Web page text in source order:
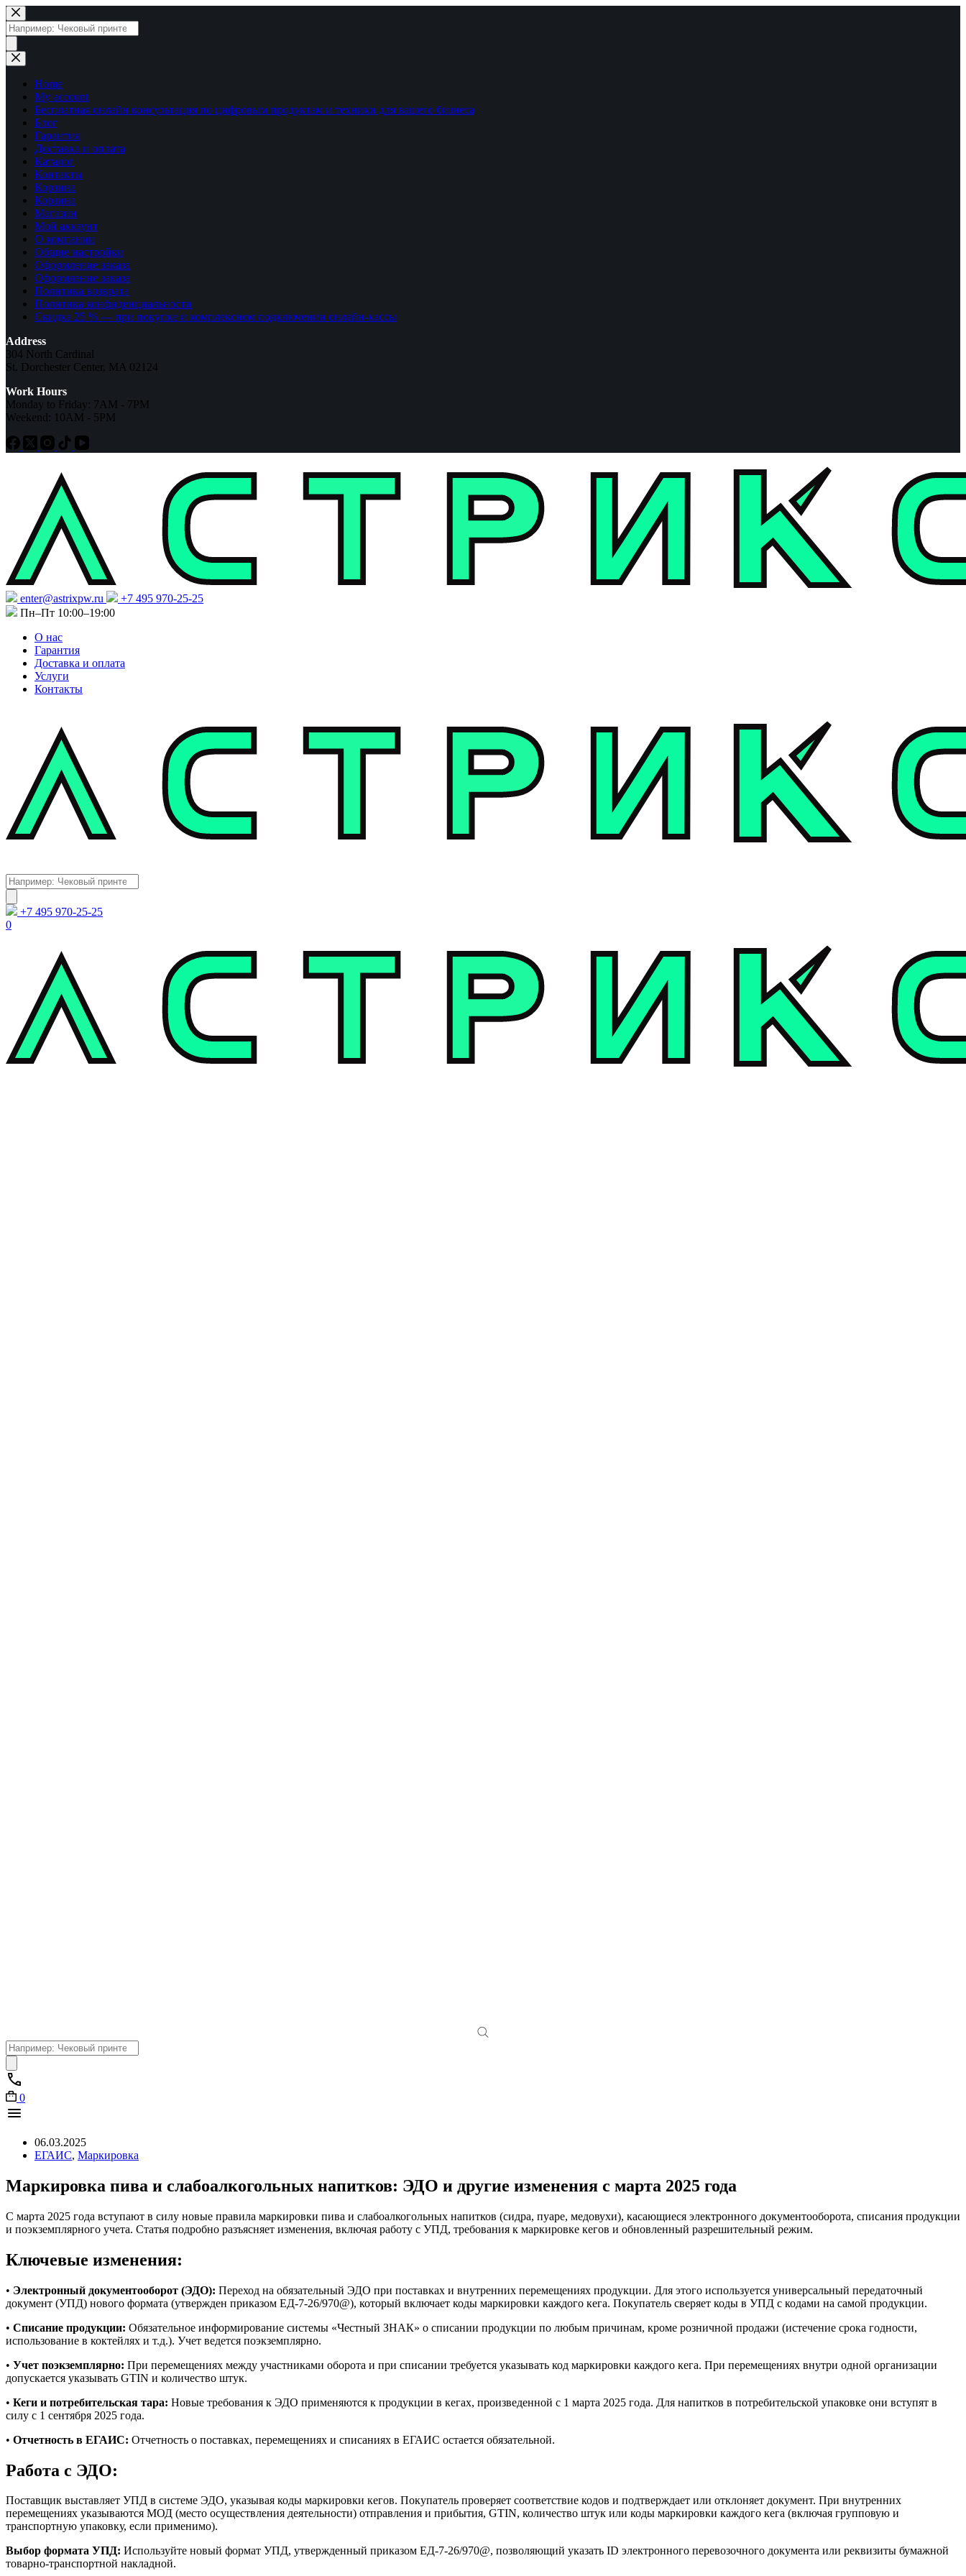
Перейти
к
сути
Поиск
товаров
Home
My account
Бесплатная онлайн консультация по цифровым продуктам и техники для вашего бизнеса
Блог
Гарантия
Доставка и оплата
Каталог
Контакты
Корзина
Корзина
Магазин
Мой аккаунт
О компании
Общие настройки
Оформление заказа
Оформление заказа
Политика возврата
Политика конфиденциальности
Скидка 25 % — при покупке и комплексном подключении онлайн-кассы
Address
304 North Cardinal
St. Dorchester Center, MA 02124
Work Hours
Monday to Friday: 7AM - 7PM
Weekend: 10AM - 5PM
enter@astrixpw.ru
+7 495 970-25-25
Пн–Пт 10:00–19:00
О нас
Гарантия
Доставка и оплата
Услуги
Контакты
Поиск
товаров
+7 495 970-25-25
0
Поиск
товаров
0
06.03.2025
ЕГАИС, Маркировка
Маркировка пива и слабоалкогольных напитков: ЭДО и другие изменения с марта 2025 года
С марта 2025 года вступают в силу новые правила маркировки пива и слабоалкогольных напитков (сидра, пуаре, медовухи), касающиеся электронного документооборота, списания продукции
и поэкземплярного учета. Статья подробно разъясняет изменения, включая работу с УПД, требования к маркировке кегов и обновленный разрешительный режим.
Ключевые изменения:
• Электронный документооборот (ЭДО): Переход на обязательный ЭДО при поставках и внутренних перемещениях продукции. Для этого используется универсальный передаточный
документ (УПД) нового формата (утвержден приказом ЕД-7-26/970@), который включает коды маркировки каждого кега. Покупатель сверяет коды в УПД с кодами на самой продукции.
• Списание продукции: Обязательное информирование системы «Честный ЗНАК» о списании продукции по любым причинам, кроме розничной продажи (истечение срока годности,
использование в коктейлях и т.д.). Учет ведется поэкземплярно.
• Учет поэкземплярно: При перемещениях между участниками оборота и при списании требуется указывать код маркировки каждого кега. При перемещениях внутри одной организации
допускается указывать GTIN и количество штук.
• Кеги и потребительская тара: Новые требования к ЭДО применяются к продукции в кегах, произведенной с 1 марта 2025 года. Для напитков в потребительской упаковке они вступят в
силу с 1 сентября 2025 года.
• Отчетность в ЕГАИС: Отчетность о поставках, перемещениях и списаниях в ЕГАИС остается обязательной.
Работа с ЭДО:
Поставщик выставляет УПД в системе ЭДО, указывая коды маркировки кегов. Покупатель проверяет соответствие кодов и подтверждает или отклоняет документ. При внутренних
перемещениях указываются МОД (место осуществления деятельности) отправления и прибытия, GTIN, количество штук или коды маркировки каждого кега (включая групповую и
транспортную упаковку, если применимо).
Выбор формата УПД: Используйте новый формат УПД, утвержденный приказом ЕД-7-26/970@, позволяющий указать ID электронного перевозочного документа или реквизиты бумажной
товарно-транспортной накладной.